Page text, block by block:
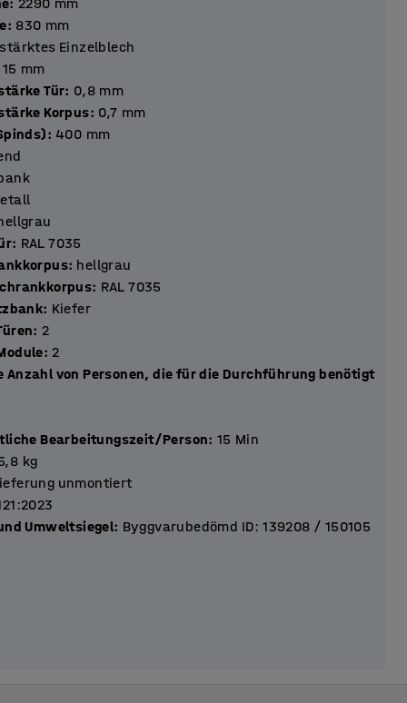
: 830 mm
Einzelblech
15 mm
Tür: 0,8 mm
Korpus: 0,7 mm
: 400 mm
: RAL 7035
: hellgrau
: RAL 7035
: Kiefer
Türen: 2
Module: 2
Anzahl von Personen, die für die Durchführung benötigt
Bearbeitungszeit/Person: 15 Min
kg
unmontiert
Umweltsiegel: Byggvarubedömd ID: 139208 / 150105